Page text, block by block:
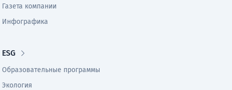
Газета компании
Инфографика
ESG
Образовательные программы
Экология